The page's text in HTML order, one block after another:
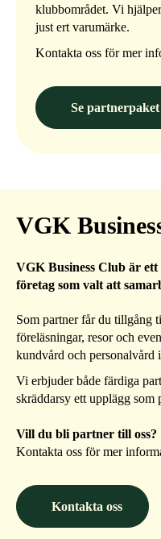
klubbområdet. Vi
just ert varumärke.
Kontakta oss för mer
Se partnerpaket
VGK
VGK Business Club är
företag som valt att
Som partner får du tillgång
föreläsningar, resor och
kundvård och personalvård
Vi erbjuder både färdiga
skräddarsy ett upplägg som
Vill du bli partner till oss?
Kontakta oss för mer
Kontakta oss